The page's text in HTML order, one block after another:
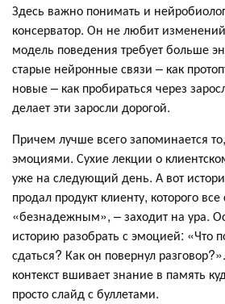
Здесь важно понимать и
консерватор. Он не любит
модель поведения требует больше
старые нейронные связи – как
новые – как пробираться через
делает эти заросли дорогой.
Причем лучше всего запоминается
эмоциями. Сухие лекции о
уже на следующий день. А вот
продал продукт клиенту, которого все
«безнадежным», – заходит на ура.
историю разобрать с эмоцией: «Что
сдаться? Как он повернул
контекст вшивает знание в память
просто слайд с буллетами.